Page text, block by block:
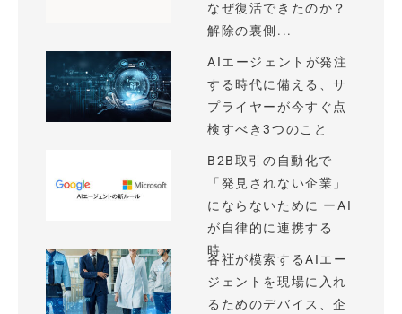
なぜ復活できたのか？
解除の裏側...
AIエージェントが発注
する時代に備える、サ
プライヤーが今すぐ点
検すべき3つのこと
B2B取引の自動化で
「発見されない企業」
にならないために ーAI
が自律的に連携する
時...
各社が模索するAIエー
ジェントを現場に入れ
るためのデバイス、企